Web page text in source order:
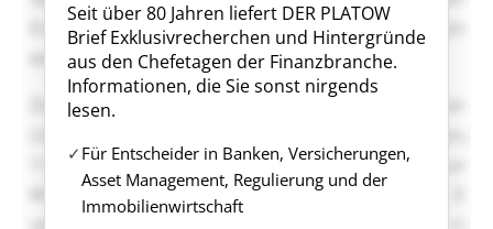
Seit über 80 Jahren liefert DER PLATOW
Brief Exklusivrecherchen und Hintergründe
aus den Chefetagen der Finanzbranche.
Informationen, die Sie sonst nirgends
lesen.
Für Entscheider in Banken, Versicherungen,
Asset Management, Regulierung und der
Immobilienwirtschaft